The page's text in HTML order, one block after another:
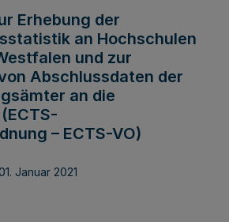
Erhebung der
an Hochschulen
und zur
Abschlussdaten der
an die
– ECTS-VO)
Januar 2021